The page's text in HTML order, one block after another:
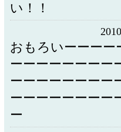
い！！
おもろいーーーー
ーーーーーーーー
ーーーーーーーー
ーーーーーーーー
ー